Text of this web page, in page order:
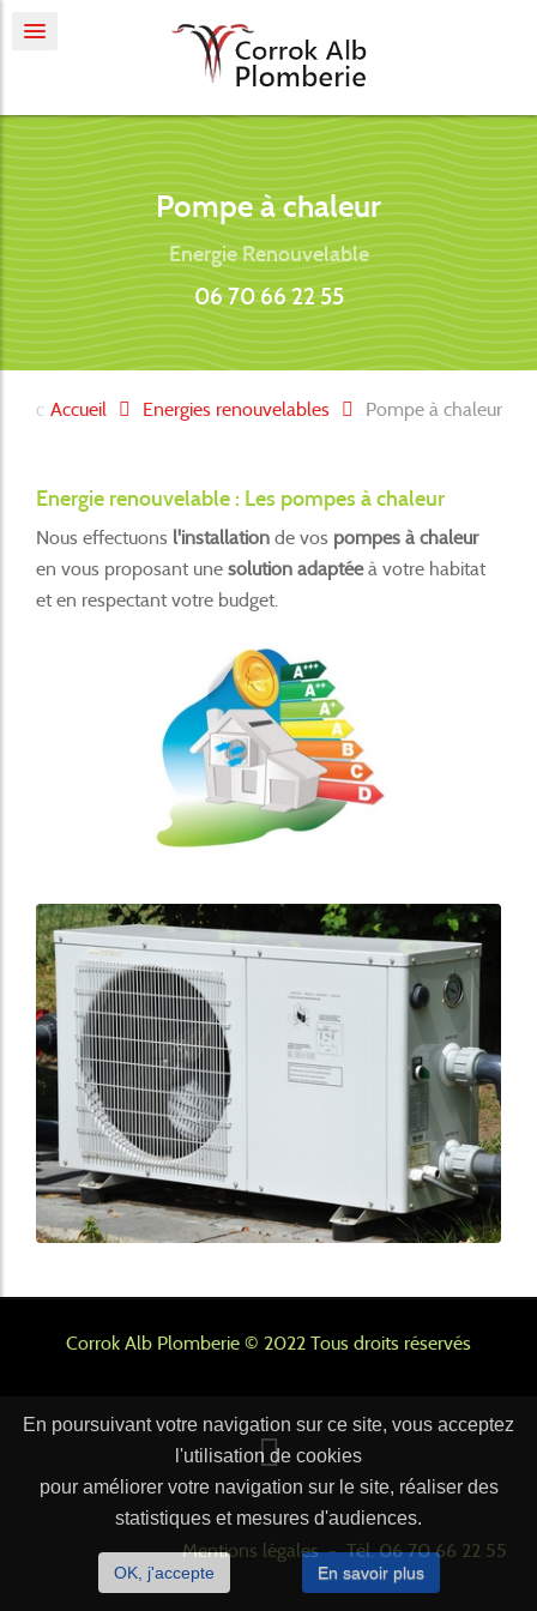
Pompe à chaleur
Energie Renouvelable
06 70 66 22 55
Accueil Energies renouvelables Pompe à chaleur
Energie renouvelable : Les pompes à chaleur
Nous effectuons l'installation de vos pompes à chaleur
en vous proposant une solution adaptéeà votre habitat
et en respectant votre budget.
Corrok Alb Plomberie © 2022 Tous droits réservés
Mentions légales-Tél.06 70 66 22 55
En poursuivant votre navigation sur ce site, vous acceptez
l'utilisation de cookies
pour améliorer votre navigation sur le site, réaliser des
statistiques et mesures d'audiences.
OK, j'accepte En savoir plus